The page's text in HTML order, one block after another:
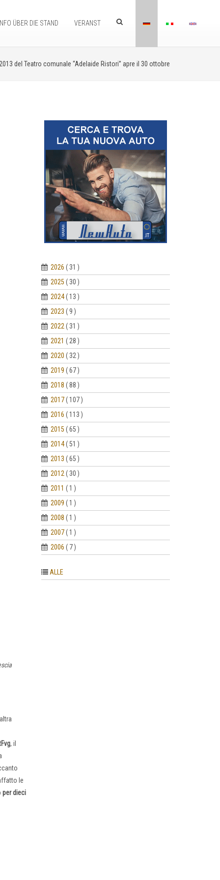
INFO ÜBER DIE STAND VERANST
del Teatro comunale “Adelaide Ristori” apre il 30 ottobre
, il
le
per dieci
2026 ( 31 )
2025 ( 30 )
2024 ( 13 )
2023 ( 9 )
2022 ( 31 )
2021 ( 28 )
2020 ( 32 )
2019 ( 67 )
2018 ( 88 )
2017 ( 107 )
2016 ( 113 )
2015 ( 65 )
2014 ( 51 )
2013 ( 65 )
2012 ( 30 )
2011 ( 1 )
2009 ( 1 )
2008 ( 1 )
2007 ( 1 )
2006 ( 7 )
ALLE